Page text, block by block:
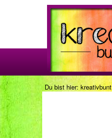
Du bist hier: kreativbunt